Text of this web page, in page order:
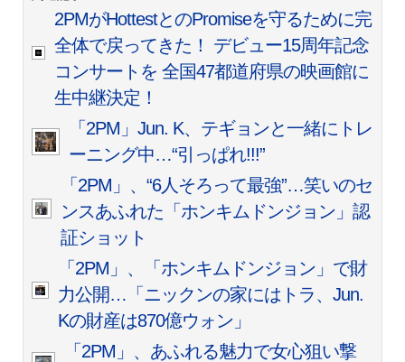
2PMがHottestとのPromiseを守るために完
全体で戻ってきた！ デビュー15周年記念
コンサートを 全国47都道府県の映画館に
生中継決定！
「2PM」Jun. K、テギョンと一緒にトレ
ーニング中…“引っぱれ!!!”
「2PM」、“6人そろって最強”…笑いのセ
ンスあふれた「ホンキムドンジョン」認
証ショット
「2PM」、「ホンキムドンジョン」で財
力公開…「ニックンの家にはトラ、Jun.
Kの財産は870億ウォン」
「2PM」、あふれる魅力で女心狙い撃